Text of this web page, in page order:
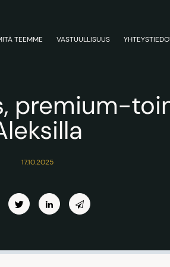
TEEMME VASTUULLISUUS
premium-
17.10.2025